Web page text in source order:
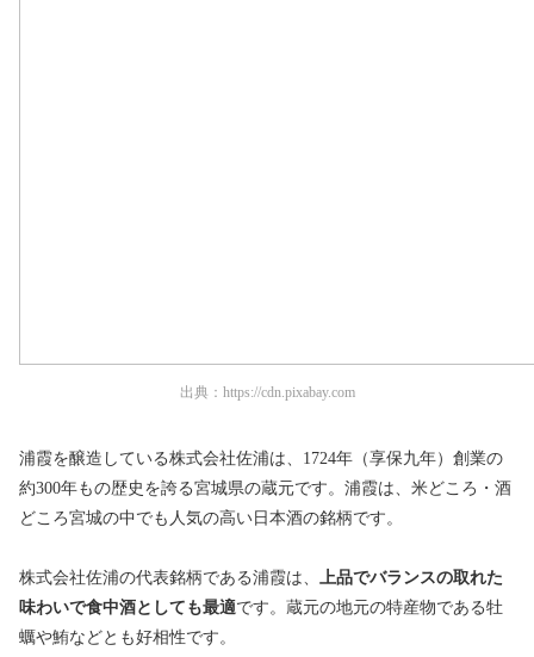
出典： https://cdn.pixabay.com
浦霞を醸造している株式会社佐浦は、1724年（享保九年）創業の
約300年もの歴史を誇る宮城県の蔵元です。浦霞は、米どころ・酒
どころ宮城の中でも人気の高い日本酒の銘柄です。
株式会社佐浦の代表銘柄である浦霞は、
上品でバランスの取れた
味わいで食中酒としても最適です。蔵元の地元の特産物である牡
蠣や鮪などとも好相性です。